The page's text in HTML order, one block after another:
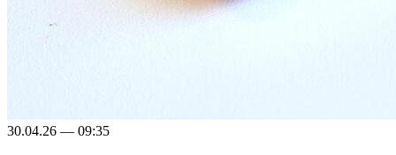
30.04.26 — 09:35